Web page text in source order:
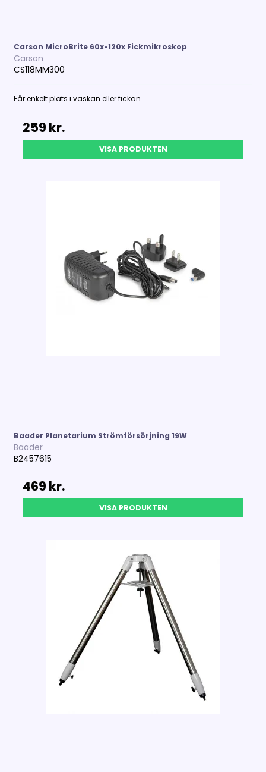
Carson MicroBrite 60x-120x Fickmikroskop
Carson
CS118MM300
Får enkelt plats i väskan eller fickan
259 kr.
VISA PRODUKTEN
Baader Planetarium Strömförsörjning 19W
Baader
B2457615
469 kr.
VISA PRODUKTEN